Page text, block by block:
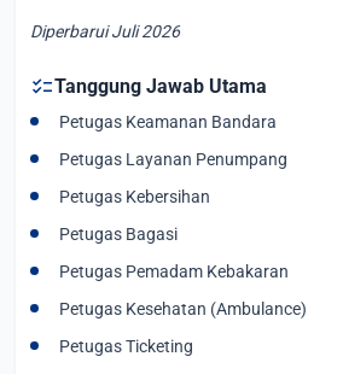
Diperbarui Juli 2026
checklistTanggung Jawab Utama
Petugas Keamanan Bandara
Petugas Layanan Penumpang
Petugas Kebersihan
Petugas Bagasi
Petugas Pemadam Kebakaran
Petugas Kesehatan (Ambulance)
Petugas Ticketing